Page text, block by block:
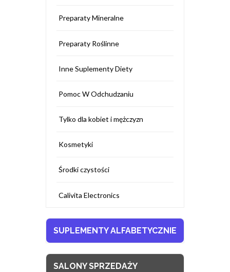
Preparaty Mineralne
Preparaty Roślinne
Inne Suplementy Diety
Pomoc W Odchudzaniu
Tylko dla kobiet i mężczyzn
Kosmetyki
Środki czystości
Calivita Electronics
SUPLEMENTY ALFABETYCZNIE
SALONY SPRZEDAŻY